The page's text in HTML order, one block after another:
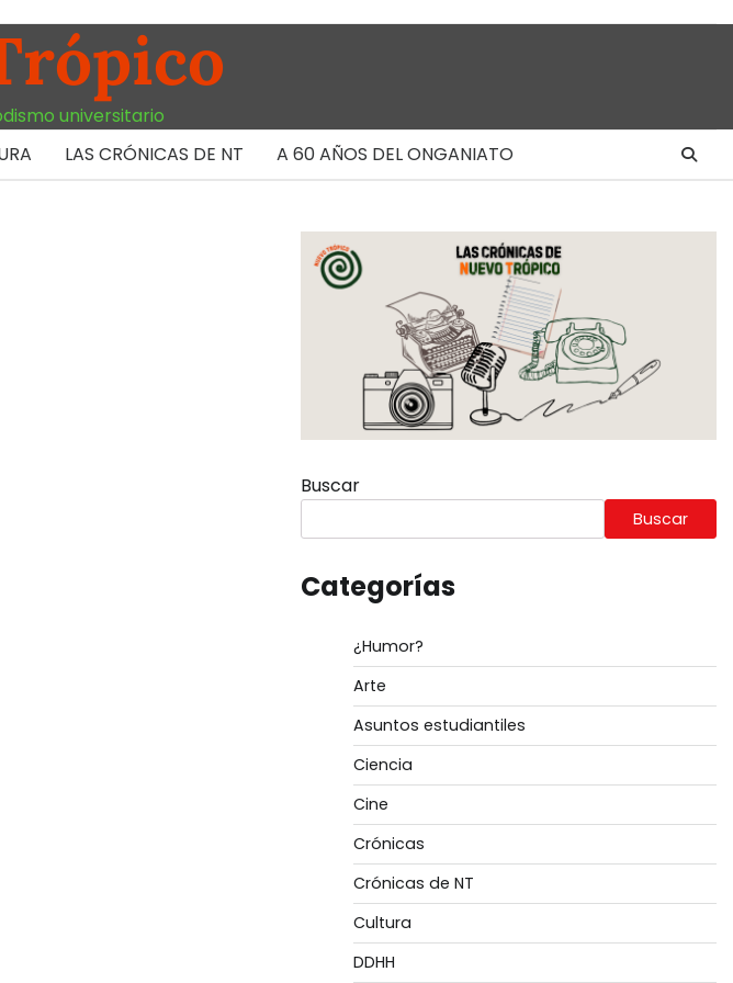
universitario
LAS CRÓNICAS DE NT A 60 AÑOS DEL ONGANIATO
Buscar
Buscar
Categorías
¿Humor?
Arte
Asuntos estudiantiles
Ciencia
Cine
Crónicas
Crónicas de NT
Cultura
DDHH